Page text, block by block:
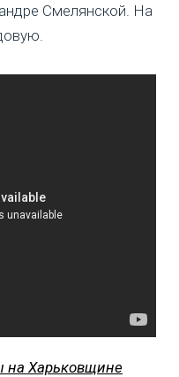
Смелянской. На
на Харьковщине